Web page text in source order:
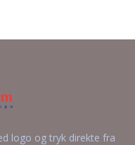
logo og tryk direkte fra